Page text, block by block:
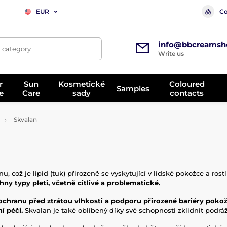
EUR
category
Write us
Sun
Care
Kosmetické
sady
Samples
Coloured
contacts
Skvalan
což je lipid (tuk) přirozeně se vyskytující v lidské pokožce a
typy pleti, včetně citlivé a problematické.
před ztrátou vlhkosti a podporu přirozené bariéry
péči. Skvalan je také oblíbený díky své schopnosti zklidnit